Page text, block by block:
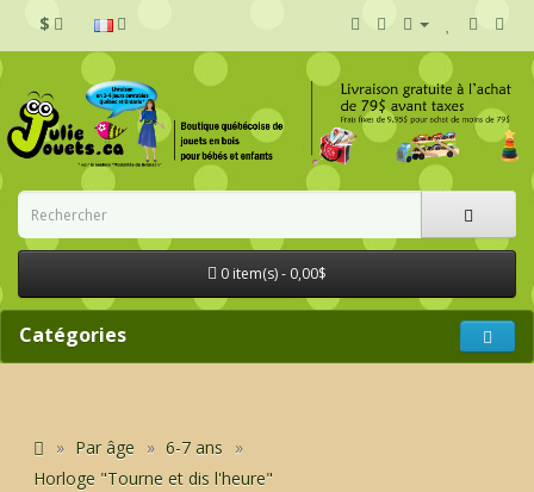
$
0 item(s) - 0,00$
Catégories
Par âge
6-7 ans
Horloge "Tourne et dis l'heure"